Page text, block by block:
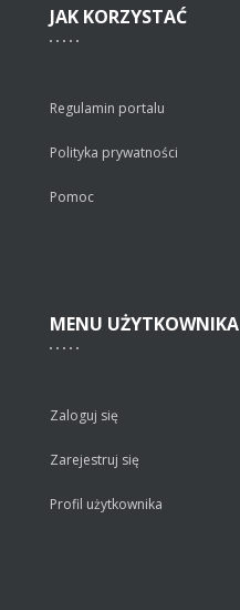
JAK KORZYSTAĆ
Regulamin portalu
Polityka prywatności
Pomoc
MENU UŻYTKOWNIKA
Zaloguj się
Zarejestruj się
Profil użytkownika